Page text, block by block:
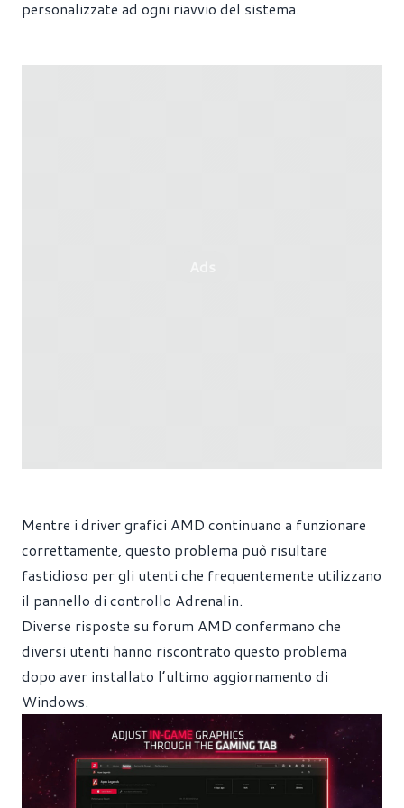
personalizzate ad ogni riavvio del sistema.
Mentre i driver grafici AMD continuano a funzionare
correttamente, questo problema può risultare
fastidioso per gli utenti che frequentemente utilizzano
il pannello di controllo Adrenalin.
Diverse risposte su forum AMD confermano che
diversi utenti hanno riscontrato questo problema
dopo aver installato l’ultimo aggiornamento di
Windows.